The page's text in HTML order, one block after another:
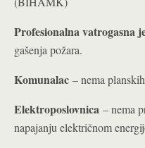
Profesionalna vatrogasna
gašenja požara.
Komunalac – nema
Elektroposlovnica – nema
napajanju električnom